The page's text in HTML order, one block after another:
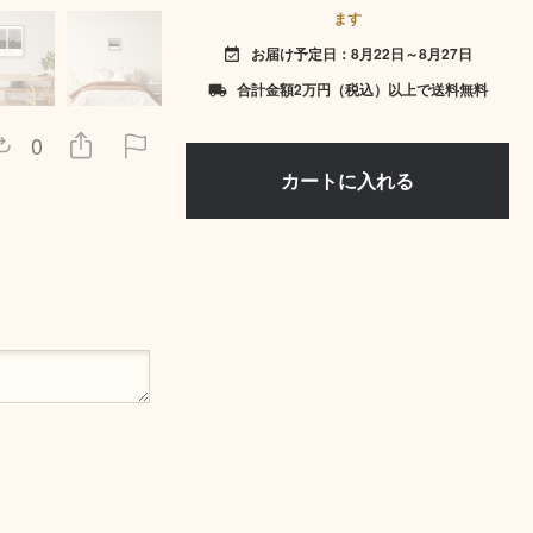
0
ます
event_available お届け予定日：8月22日～8月27日
local_shipping 合計金額2万円（税込）以上で送料無料